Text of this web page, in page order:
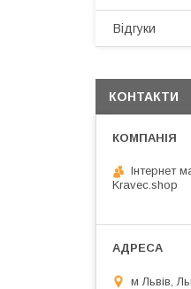
Відгуки
КОНТАКТИ
Інтернет
Kravec.shop
м Львів,